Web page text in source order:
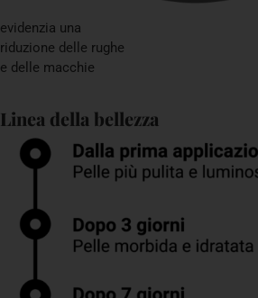
evidenzia una
riduzione delle rughe
e delle macchie
Linea della bellezza